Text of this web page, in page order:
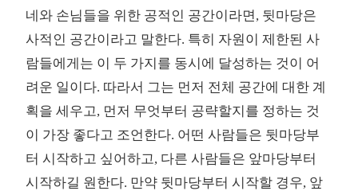
네와 손님들을 위한 공적인 공간이라면, 뒷마당은
사적인 공간이라고 말한다. 특히 자원이 제한된 사
람들에게는 이 두 가지를 동시에 달성하는 것이 어
려운 일이다. 따라서 그는 먼저 전체 공간에 대한 계
획을 세우고, 먼저 무엇부터 공략할지를 정하는 것
이 가장 좋다고 조언한다. 어떤 사람들은 뒷마당부
터 시작하고 싶어하고, 다른 사람들은 앞마당부터
시작하길 원한다. 만약 뒷마당부터 시작할 경우, 앞